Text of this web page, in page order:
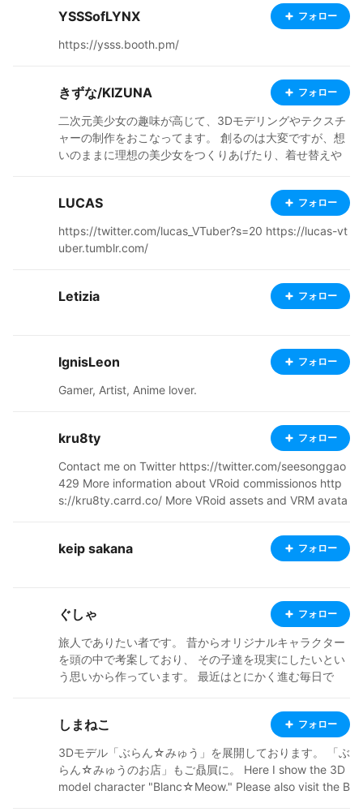
YSSSofLYNX フォロー
https://ysss.booth.pm/
きずな/KIZUNA フォロー
二次元美少女の趣味が高じて、3Dモデリングやテクスチ
ャーの制作をおこなってます。 創るのは大変ですが、想
いのままに理想の美少女をつくりあげたり、着せ替えや
トした自作アバターの投稿をしてます。「利用OK」のア
バターも居るので、たっぷりと楽しんでもらえると幸い
h.pm/ BOOTH（ブース）にて美少女アバターの衣装、テ
クスチャーを出品。そしてみんな大好き「無料配布」も
していきますので、フォロー＆応援をよろしくお願いし
ますねー！ ■X（旧Twitter） https://x.com/kizuna_cha
ul girls has led me to 3D modeling and texture creatio
n. It is hard work to create, but I enjoy creating my ide
al beautiful girls, changing their clothes and coordinati
that I have coordinated. Some avatars are “OK to use,”
so I hope you enjoy them as much as I do. ■"BOOTH -
Kizuna Kobo" https://kizuna-chao.booth.pm/ We will b
e exhibiting costumes and textures for bishojo avatars
at the BOOTH (booth). We also offer "free distribution",
X (formerly Twitter) https://x.com/kizuna_chao
LUCAS フォロー
https://twitter.com/lucas_VTuber?s=20 https://lucas-vt
uber.tumblr.com/
Letizia フォロー
IgnisLeon フォロー
Gamer, Artist, Anime lover.
kru8ty フォロー
Contact me on Twitter https://twitter.com/seesonggao
429 More information about VRoid commissionos http
s://kru8ty.carrd.co/ More VRoid assets and VRM avata
keip sakana フォロー
ぐしゃ フォロー
旅人でありたい者です。 昔からオリジナルキャラクター
を頭の中で考案しており、 その子達を現実にしたいとい
う思いから作っています。 最近はとにかく進む毎日で
https://www.threads.net/@gusyatabi Bluesky⇒https://
bsky.app/profile/gusyatabi.bsky.social ぐしゃのぺー
じ⇒https://piku.page/@gusya
しまねこ フォロー
3Dモデル「ぶらん☆みゅう」を展開しております。 「ぶ
らん☆みゅうのお店」もご贔屓に。 Here I show the 3D
model character "Blanc☆Meow." Please also visit the B